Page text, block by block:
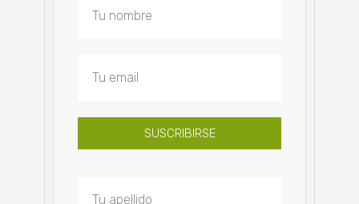
SUSCRIBIRSE